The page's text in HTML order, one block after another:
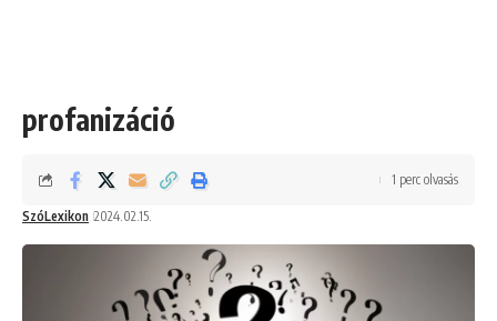
profanizáció
SzóLexikon 2024.02.15.
1 perc olvasás